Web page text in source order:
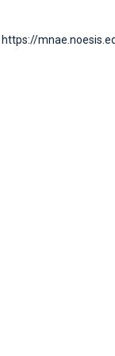
https://